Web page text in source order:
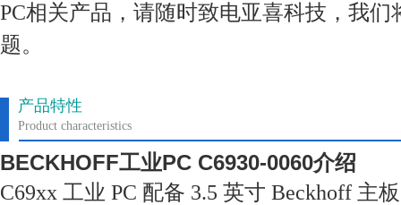
PC相关产品，请随时致电亚喜科技，我们
题。
产品特性
Product characteristics
BECKHOFF工业PC C6930-0060介绍
C69xx 工业 PC 配备 3.5 英寸 Beckhoff 主